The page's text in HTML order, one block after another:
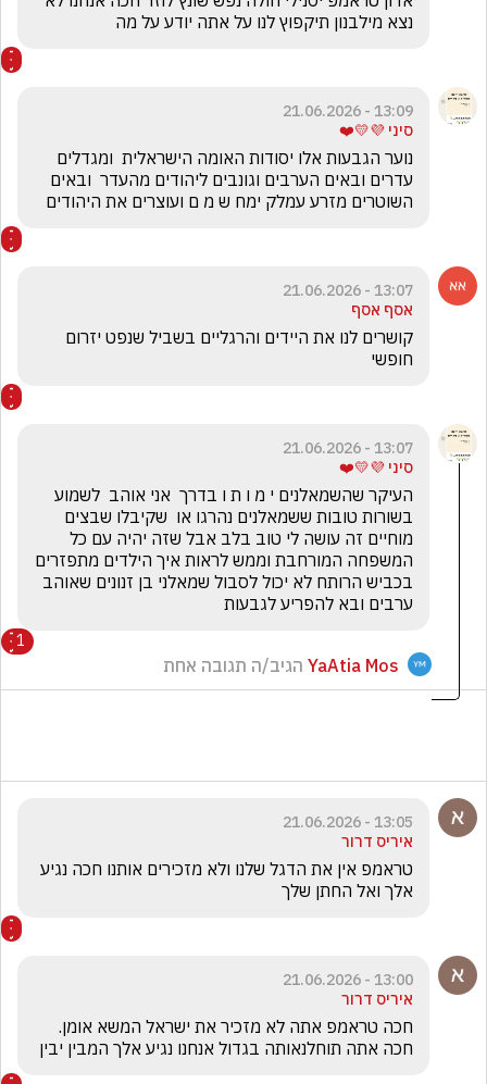
נצא מילבנון תיקפוץ לנו על אתה יודע על מה
13:09 - 21.06.2026
סיני 💜💛❤️
השוטרים מזרע עמלק ימח ש מ ם ועוצרים את היהודים
13:07 - 21.06.2026
אסף אסף
חופשי
13:07 - 21.06.2026
סיני 💜💛❤️
ערבים ובא להפריע לגבעות
1
YaAtia Mos הגיב/ה תגובה אחת
13:05 - 21.06.2026
איריס דרור
אלך ואל החתן שלך
13:00 - 21.06.2026
איריס דרור
חכה אתה תוחלנאותה בגדול אנחנו נגיע אלך המבין יבין